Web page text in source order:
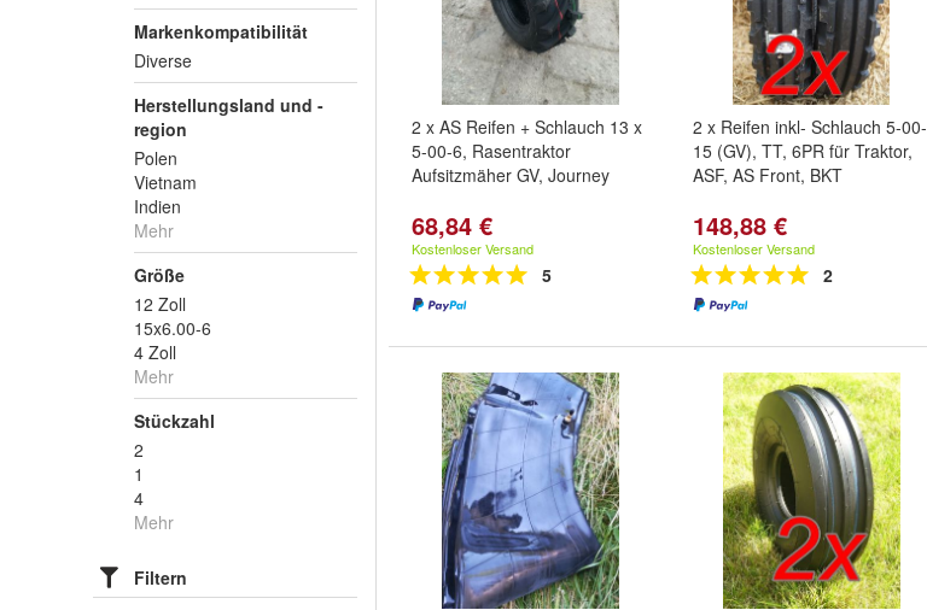
Markenkompatibilität
Diverse
Herstellungsland und -
region
Polen
Vietnam
Indien
Mehr
Größe
12 Zoll
15x6.00-6
4 Zoll
Mehr
Stückzahl
2
1
4
Mehr
Filtern
2 x AS Reifen + Schlauch 13 x
5-00-6, Rasentraktor
Aufsitzmäher GV, Journey
68,84 €
Kostenloser Versand
5
2 x Reifen inkl- Schlauch 5-00-
15 (GV), TT, 6PR für Traktor,
ASF, AS Front, BKT
148,88 €
Kostenloser Versand
2